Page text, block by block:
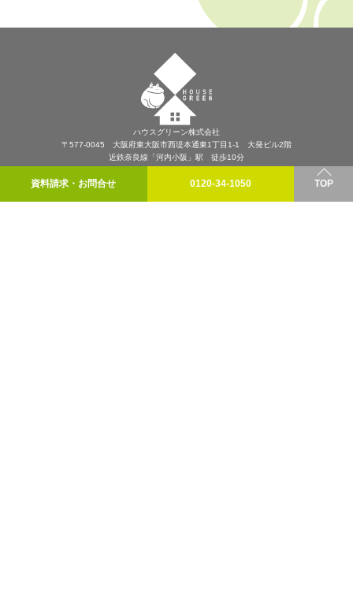
資料請求・お問合せ 0120-34-1050 TOP
ハウスグリーン株式会社
〒577-0045 大阪府東大阪市西堤本通東1丁目1-1 大発ビル2階
近鉄奈良線「河内小阪」駅 徒歩10分